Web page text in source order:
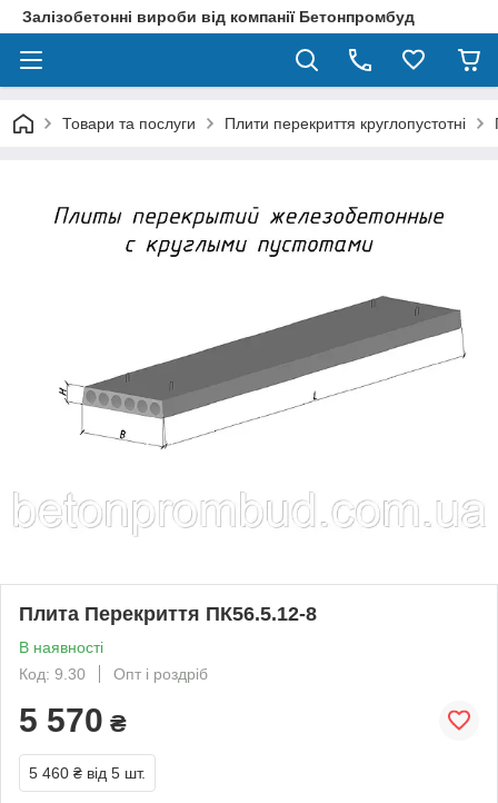
Залізобетонні вироби від компанії Бетонпромбуд
Товари та послуги Плити перекриття круглопустотні
Плита Перекриття ПК56.5.12-8
В наявності
Код: 9.30
Опт і роздріб
5 570 ₴
5 460 ₴ від 5 шт.